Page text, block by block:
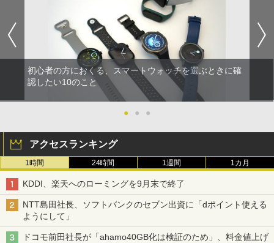
初心者の方におくる、スマートウォッチを選ぶときに確
認したい10のこと
● ● ●
アクセスランキング
1時間 24時間 1週間 1カ月
KDDI、楽天へのローミングを9月末で終了
NTT島田社長、ソフトバンクのセブン出資に「dポイント使える
ようにして」
ドコモ前田社長が「ahamo40GB化は検証のため」、料金値上げ